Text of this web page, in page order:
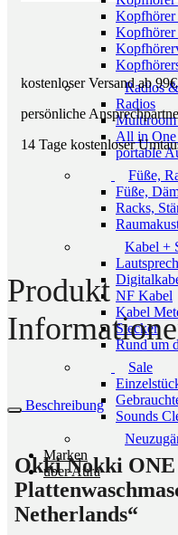
Kopfhörer
Kopfhörer
Radios
Radios
Multiroom
All in One
portable
Füße,
Füße,
Racks,
Kabel +
NF Kabel
Kabel
Stecker
Rund um
Sale
Sounds
Marken
über Aura
kostenloser Versand ab
persönliche
14 Tage kostenloser
Produkt
Beschreibung
Okki Nokki
Netherlands“